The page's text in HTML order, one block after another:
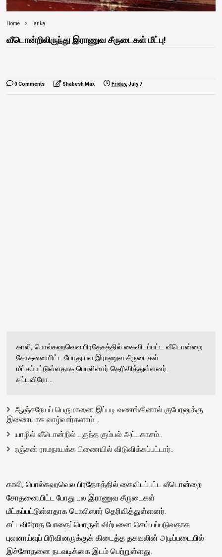
Home lanka
வீடொன்றிலிருந்து இராணுவ சீருடைகள் மீட்பு!
0 Comments Shabesh Max Friday, July 7
காலி, பொல்கஹவெல பிரதேசத்தில் கைவிடப்பட்ட வீடொன்றை
சோதனையிட்ட போது பல இராணுவ சீருடைகள்
மீட்கப்பட்டுள்ளதாக பொலிஸார் தெரிவித்துள்ளனர்.
சட்டவிரோ...
ஆஞ்சநேயப் பெருமானை இப்படி வணங்கினால் குபேரனுக்கு
இணையாக வாழ்வார்களாம்…
யாழில் வீடொன்றில் புகுந்த கும்பல் அட்டகாசம்..
ரஞ்சன் ராமநாயக்க பிணையில் விடுவிக்கப்பட்டார்..
காலி, பொல்கஹவெல பிரதேசத்தில் கைவிடப்பட்ட வீடொன்றை
சோதனையிட்ட போது பல இராணுவ சீருடைகள்
மீட்கப்பட்டுள்ளதாக பொலிஸார் தெரிவித்துள்ளனர்.
சட்டவிரோத போதைப்பொருள் விற்பனை செய்யப்படுவதாக
புலனாய்வுப் பிரிவினருக்குக் கிடைத்த தகவலின் அடிப்படையில்
இச்சோதனை நடவடிக்கை இடம் பெற்றுள்ளது.